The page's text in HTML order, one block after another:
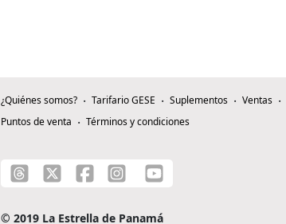
¿Quiénes somos? Tarifario GESE Suplementos Ventas
Puntos de venta
Términos y condiciones
© 2019 La Estrella de Panamá